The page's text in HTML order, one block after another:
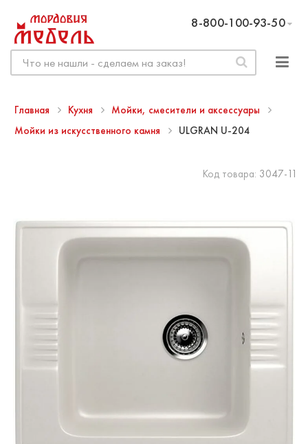
8-800-100-93-50
Главная Кухня
Мойки, смесители и аксессуары
Мойки из искусственного камня
ULGRAN U-204
Код товара: 3047-11